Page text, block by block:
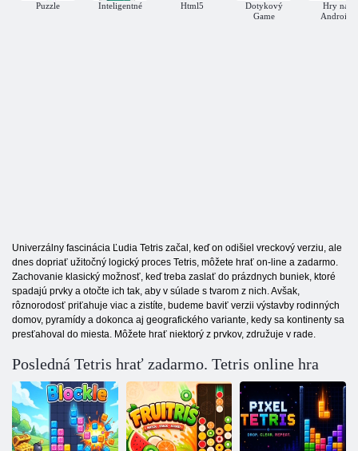
Puzzle Inteligentné Html5
Dotykový
Game
Hry na
Android
Univerzálny fascinácia Ľudia Tetris začal, keď on odišiel vreckový verziu, ale
dnes dopriať užitočný logický proces Tetris, môžete hrať on-line a zadarmo.
Zachovanie klasický možnosť, keď treba zaslať do prázdnych buniek, ktoré
spadajú prvky a otočte ich tak, aby v súlade s tvarom z nich. Avšak,
rôznorodosť priťahuje viac a zistíte, budeme baviť verzii výstavby rodinných
domov, pyramídy a dokonca aj geografického variante, kedy sa kontinenty sa
presťahoval do miesta. Môžete hrať niektorý z prvkov, združuje v rade.
Posledná Tetris hrať zadarmo. Tetris online hra